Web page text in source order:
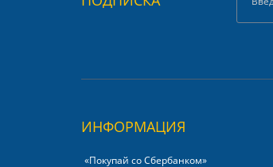
ИНФОРМАЦИЯ
«Покупай со Сбербанком»‎